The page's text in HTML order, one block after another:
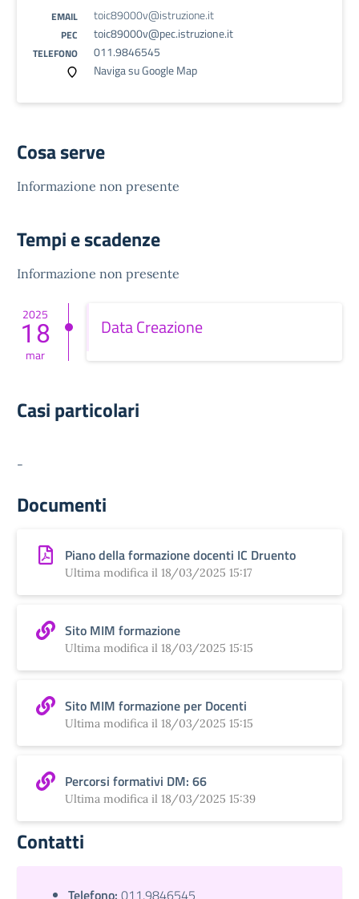
EMAIL toic89000v@istruzione.it
PEC toic89000v@pec.istruzione.it
TELEFONO
011.9846545
Naviga su Google Map
Cosa serve
Informazione non presente
Tempi e scadenze
Informazione non presente
Data Creazione
2025
18
mar
Casi particolari
-
Documenti
Piano della formazione docenti IC Druento
Ultima modifica il 18/03/2025 15:17
Sito MIM formazione
Ultima modifica il 18/03/2025 15:15
Sito MIM formazione per Docenti
Ultima modifica il 18/03/2025 15:15
Percorsi formativi DM: 66
Ultima modifica il 18/03/2025 15:39
Contatti
Telefono: 011.9846545